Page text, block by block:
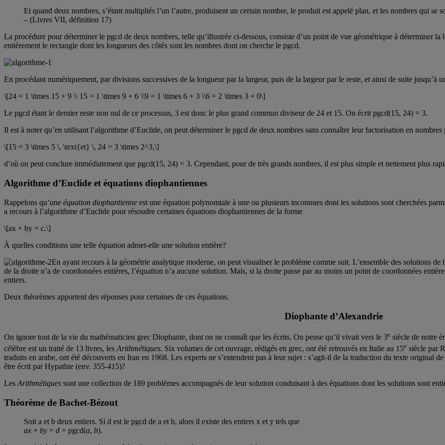
Et quand deux nombres, s’étant multipliés l’un l’autre, produisent un certain nombre, le produit est appelé plan, et les nombres qui se
– (Livres VII, définition 17)
La procédure pour déterminer le pgcd de deux nombres, telle qu’illustrée ci-dessous, consiste d’un point de vue géométrique à déterminer
entièrement le rectangle dont les longueurs des côtés sont les nombres dont on cherche le pgcd.
En procédant numériquement, par divisions successives de la longueur par la largeur, puis de la largeur par le reste, et ainsi de suite jusqu’à
\[24 = 1 \times 15 + 9 \\ 15 = 1 \times 9 + 6 \\9 = 1 \times 6 + 3 \\6 = 2 \times 3 + 0\]
Le pgcd étant le dernier reste non nul de ce processus, 3 est donc le plus grand commun diviseur de 24 et 15. On écrit pgcd(15, 24) = 3.
Il est à noter qu’en utilisant l’algorithme d’Euclide, on peut déterminer le pgcd de deux nombres sans connaître leur factorisation en
\[15 = 3 \times 5 \, \text{et} \, 24 = 3 \times 2^3,\]
d’où on peut conclure immédiatement que pgcd(15, 24) = 3. Cependant, pour de très grands nombres, il est plus simple et nettement plus
Algorithme d’Euclide et équations diophantiennes
Rappelons qu’une équation diophantienne est une équation polynomiale à une ou plusieurs inconnues dont les solutions sont cherchées
a recours à l’algorithme d’Euclide pour résoudre certaines équations diophantiennes de la forme
\[ax + by = c.\]
À quelles conditions une telle équation admet-elle une solution entière?
En ayant recours à la géométrie analytique moderne, on peut visualiser le problème comme suit. L’ensemble des solutions
de la droite n’a de coordonnées entières, l’équation n’a aucune solution. Mais, si la droite passe par au moins un point de coordonnées
entiers.
Deux théorèmes apportent des réponses pour certaines de ces équations.
Diophante d’Alexandrie
On ignore tout de la vie du mathématicien grec Diophante, dont on ne connaît que les écrits. On pense qu’il vivait vers le 3e siècle de notre
célèbre est un traité de 13 livres, les Arithmétiques. Six volumes de cet ouvrage, rédigés en grec, ont été retrouvés en Italie au 15e siècle par
traduits en arabe, ont été découverts en Iran en 1968. Les experts ne s’entendent pas à leur sujet : s’agit-il de la traduction du texte original
être écrit par Hypathie (env. 355-415)?
Les Arithmétiques sont une collection de 189 problèmes accompagnés de leur solution conduisant à des équations dont les solutions sont
Théorème de Bachet-Bézout
Soit a et b deux entiers. Si d est le pgcd de a et b, alors il existe des entiers x et y tels que
ax + by = d = pgcd(a, b).